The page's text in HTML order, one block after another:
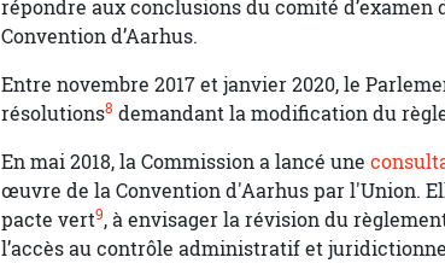
répondre aux conclusions du comité
Convention d’Aarhus.
Entre novembre 2017 et janvier 2020, le
résolutions8 demandant la modification du
En mai 2018, la Commission a lancé une
œuvre de la Convention d'Aarhus par l'Union.
pacte vert9, à envisager la révision du
l’accès au contrôle administratif et